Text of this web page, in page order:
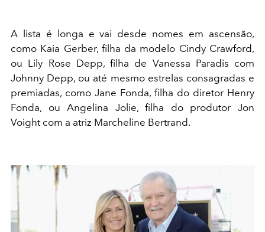
A lista é longa e vai desde nomes em ascensão,
como Kaia Gerber, filha da modelo Cindy Crawford,
ou Lily Rose Depp, filha de Vanessa Paradis com
Johnny Depp, ou até mesmo estrelas consagradas e
premiadas, como Jane Fonda, filha do diretor Henry
Fonda, ou Angelina Jolie, filha do produtor Jon
Voight com a atriz Marcheline Bertrand.